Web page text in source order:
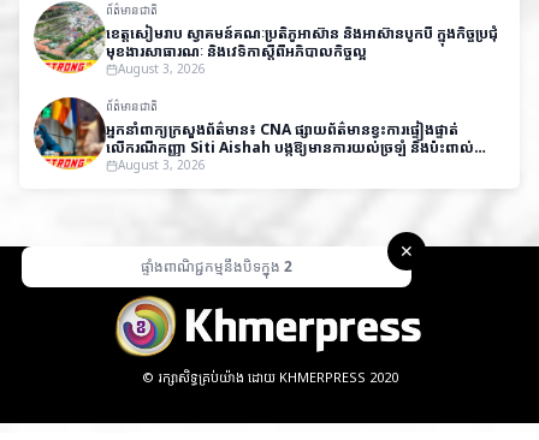
ព័ត៌មានជាតិ
ខេត្តសៀមរាប ស្វាគមន៍គណៈប្រតិភូអាស៊ាន និងអាស៊ានបូកបី ក្នុងកិច្ចប្រជុំ
មុខងារសាធារណៈ និងវេទិកាស្តីពីអភិបាលកិច្ចល្អ
August 3, 2026
ព័ត៌មានជាតិ
អ្នកនាំពាក្យក្រសួងព័ត៌មាន៖ CNA ផ្សាយព័ត៌មានខ្វះការផ្ទៀងផ្ទាត់
លើករណីកញ្ញា Siti Aishah បង្កឱ្យមានការយល់ច្រឡំ និងប៉ះពាល់
កិត្តិយសកម្ពុជា
August 3, 2026
✕
ផ្ទាំងពាណិជ្ជកម្មនឹងបិទក្នុង 1
© រក្សាសិទ្ធគ្រប់យ៉ាង ដោយ KHMERPRESS 2020